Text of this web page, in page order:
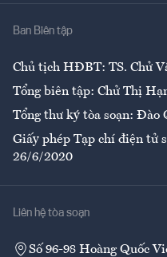
Ban Biên tập
Chủ tịch HĐBT: TS. Chử
Tổng biên tập: Chử Thị
Tổng thư ký tòa soạn: Đào
Giấy phép Tạp chí điện tử
26/6/2020
Liên hệ tòa soạn
Số 96-98 Hoàng Quốc